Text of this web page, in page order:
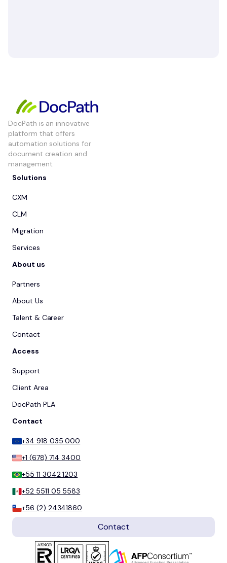
DocPath is an innovative
platform that offers
automation solutions for
document creation and
management.
Solutions
CXM
CLM
Migration
Services
About us
Partners
About Us
Talent & Career
Contact
Access
Support
Client Area
DocPath PLA
Contact
+34 918 035 000
+1 (678) 714 3400
+55 11 3042 1203
+52 5511 05 5583
+56 (2) 24341860
Contact